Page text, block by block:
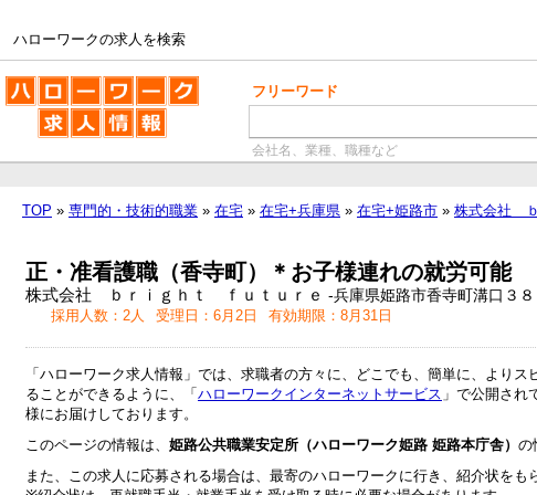
ハローワークの求人を検索
ハローワークの求人を検索 フリーワード
会社名、業種、職種など
TOP » 専門的・技術的職業 » 在宅 » 在宅+兵庫県 » 在宅+姫路市 » 株式会社 ｂ
正・准看護職（香寺町）＊お子様連れの就労可能
株式会社 ｂｒｉｇｈｔ ｆｕｔｕｒｅ -兵庫県姫路市香寺町溝口３
採用人数：2人 受理日：6月2日 有効期限：8月31日
「ハローワーク求人情報」では、求職者の方々に、どこでも、簡単に、より
ることができるように、「ハローワークインターネットサービス 」で公開され
様にお届けしております。
このページの情報は、 姫路公共職業安定所（ハローワーク姫路 姫路本庁舎） の
また、この求人に応募される場合は、最寄のハローワークに行き、紹介状をも